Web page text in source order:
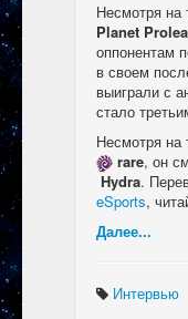
Несмотря на
Planet
оппонентам
в своем
выиграли с
стало
Несмотря на
rare, он
Hydra.
eSports,
Далее...
Интервью